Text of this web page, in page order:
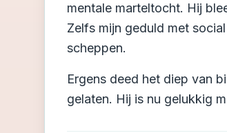
mentale marteltocht. Hij
Zelfs mijn geduld met
scheppen.
Ergens deed het diep van
gelaten. Hij is nu gelukkig